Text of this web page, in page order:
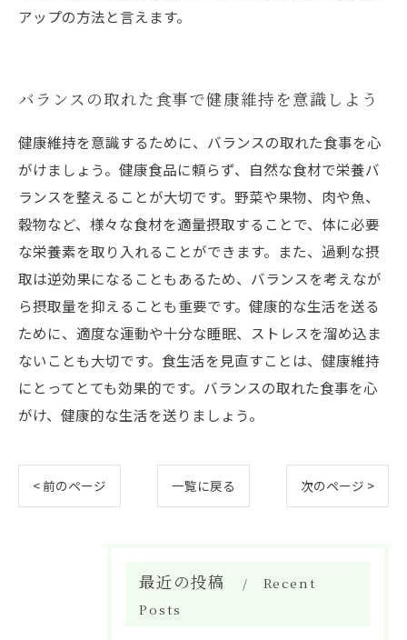
アップの方法と言えます。
バランスの取れた食事で健康維持を意識しよう
健康維持を意識するために、バランスの取れた食事を心
がけましょう。健康食品に頼らず、自然な食材で栄養バ
ランスを整えることが大切です。野菜や果物、肉や魚、
穀物など、様々な食材を適量摂取することで、体に必要
な栄養素を取り入れることができます。また、過剰な摂
取は逆効果になることもあるため、バランスを考えなが
ら摂取量を抑えることも重要です。健康的な生活を送る
ために、適度な運動や十分な睡眠、ストレスを溜め込ま
ないことも大切です。食生活を見直すことは、健康維持
にとってとても効果的です。バランスの取れた食事を心
がけ、健康的な生活を送りましょう。
< 前のページ 一覧に戻る 次のページ >
最近の投稿
Recent
Posts